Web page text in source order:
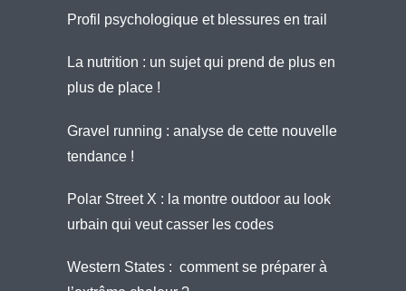
Profil psychologique et blessures en trail
La nutrition : un sujet qui prend de plus en
plus de place !
Gravel running : analyse de cette nouvelle
tendance !
Polar Street X : la montre outdoor au look
urbain qui veut casser les codes
Western States : comment se préparer à